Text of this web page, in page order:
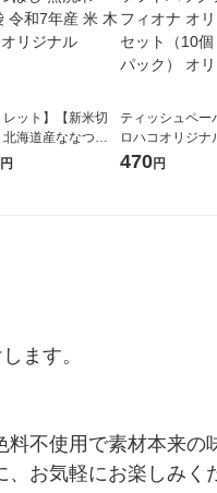
レット】【新米切
海道産ななつぼ
5kg 1袋 令和7年産
円
ティッシュペー
ロハコオリジナ
ックティッシュ
470円
ます。
不使用で素材本来の
お気軽にお楽しみく